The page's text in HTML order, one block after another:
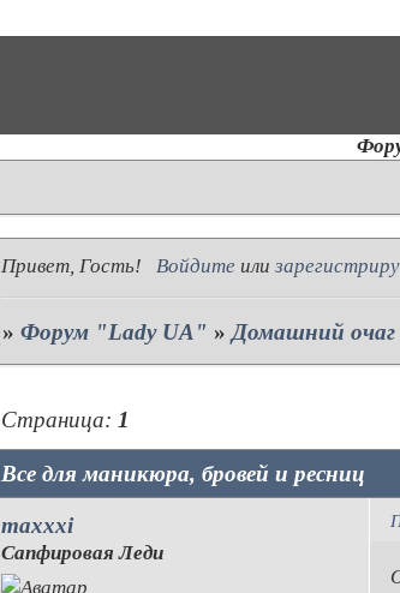
Привет, Гость! Войдите или
»Форум "Lady UA" » Домашний очаг
Все для маникюра, бровей и ресниц
Страница:1
maxxxi
Сапфировая Леди